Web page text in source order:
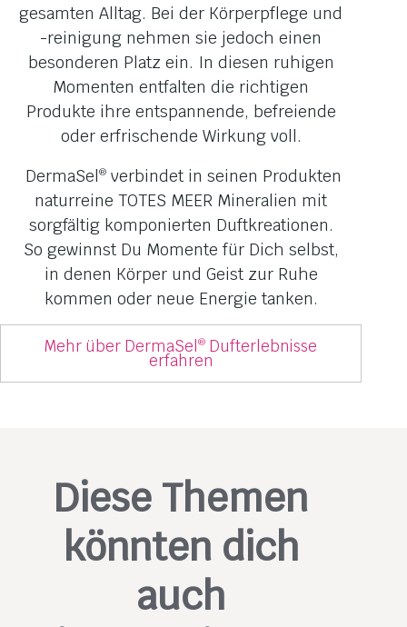
gesamten Alltag. Bei der Körperpflege und
-reinigung nehmen sie jedoch einen
besonderen Platz ein. In diesen ruhigen
Momenten entfalten die richtigen
Produkte ihre entspannende, befreiende
oder erfrischende Wirkung voll.
DermaSel®verbindet in seinen Produkten
naturreine TOTES MEER Mineralien mit
sorgfältig komponierten Duftkreationen.
So gewinnst Du Momente für Dich selbst,
in denen Körper und Geist zur Ruhe
kommen oder neue Energie tanken.
Mehr über DermaSel ® Dufterlebnisse
erfahren
Diese Themen
könnten dich
auch